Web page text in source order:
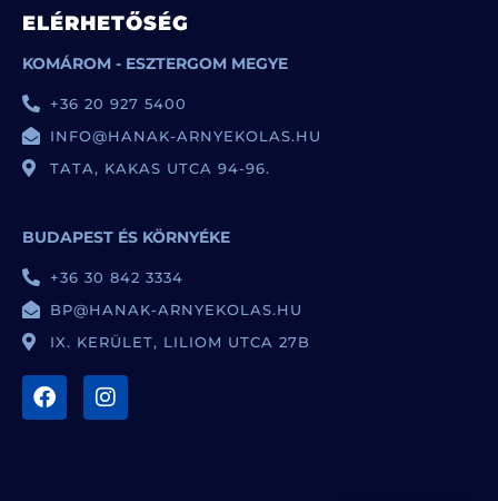
ELÉRHETŐSÉG
KOMÁROM - ESZTERGOM MEGYE
+36 20 927 5400
INFO@HANAK-ARNYEKOLAS.HU
TATA, KAKAS UTCA 94-96.
BUDAPEST ÉS KÖRNYÉKE
+36 30 842 3334
BP@HANAK-ARNYEKOLAS.HU
IX. KERÜLET, LILIOM UTCA 27B